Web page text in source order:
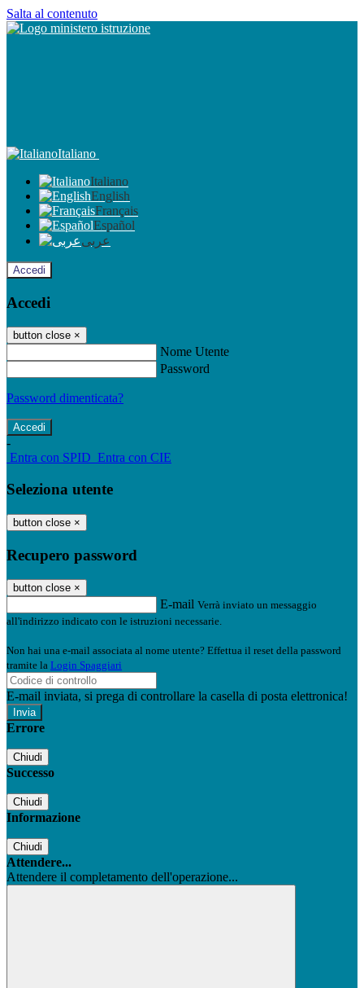
Salta al contenuto
Italiano
Italiano
English
Français
Español
عربى
Accedi
Accedi
button close ×
Nome Utente
Password
Password dimenticata?
-
Entra con SPID Entra con CIE
Seleziona utente
button close ×
Recupero password
button close ×
E-mail Verrà inviato un messaggio
all'indirizzo indicato con le istruzioni necessarie.
Non hai una e-mail associata al nome utente? Effettua il reset della password
tramite la Login Spaggiari
E-mail inviata, si prega di controllare la casella di posta elettronica!
Errore
Chiudi
Successo
Chiudi
Informazione
Chiudi
Attendere...
Attendere il completamento dell'operazione...